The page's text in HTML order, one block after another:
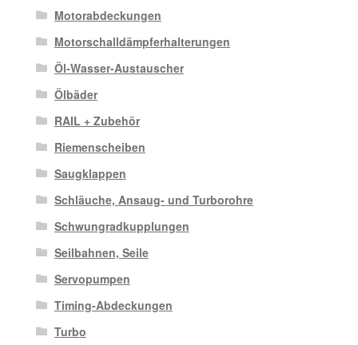
Motorabdeckungen
Motorschalldämpferhalterungen
Öl-Wasser-Austauscher
Ölbäder
RAIL + Zubehör
Riemenscheiben
Saugklappen
Schläuche, Ansaug- und Turborohre
Schwungradkupplungen
Seilbahnen, Seile
Servopumpen
Timing-Abdeckungen
Turbo